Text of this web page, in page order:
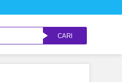
CARI